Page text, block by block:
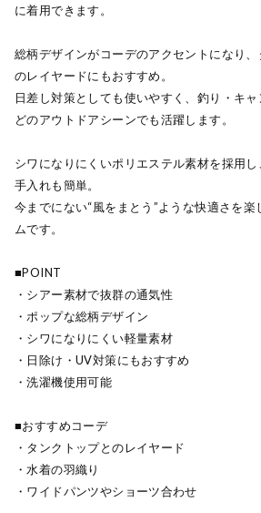
に着用できます。
総柄デザインがコーデのアクセントになり、
のレイヤードにもおすすめ。
日差し対策としても使いやすく、釣り・キ
どのアウトドアシーンでも活躍します。
シワになりにくいポリエステル素材を採用
手入れも簡単。
今までにない“風をまとう”ような快適さを
ムです。
■POINT
・シアー素材で抜群の通気性
・ポップな総柄デザイン
・シワになりにくい軽量素材
・日除け・UV対策にもおすすめ
・洗濯機使用可能
■おすすめコーデ
・タンクトップとのレイヤード
・水着の羽織り
・ワイドパンツやショーツ合わせ